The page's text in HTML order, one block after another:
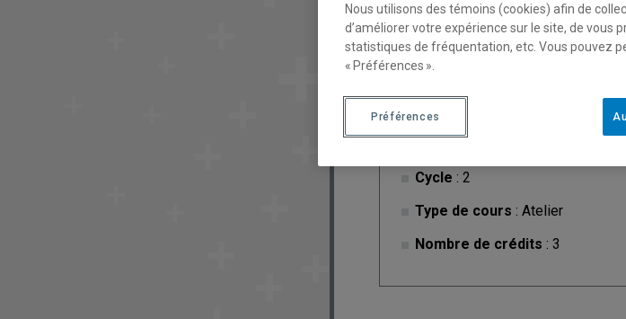
Description
Cycle : 2
Type de cours : Atelier
Nombre de crédits : 3
Nous utilisons des témoins (cookies) afin de
d’améliorer votre expérience sur le site, de vous
statistiques de fréquentation, etc. Vous pouvez
« Préférences ».
Préférences